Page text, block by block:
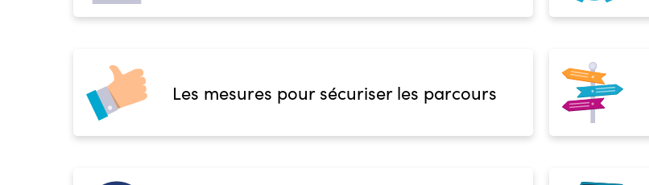
Les mesures pour sécuriser les parcours